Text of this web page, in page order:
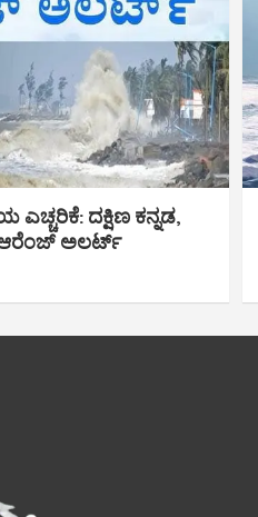
ದಕ್ಷಿಣ ಕನ್ನಡ,
ಆರೆಂಜ್ ಅಲರ್ಟ್